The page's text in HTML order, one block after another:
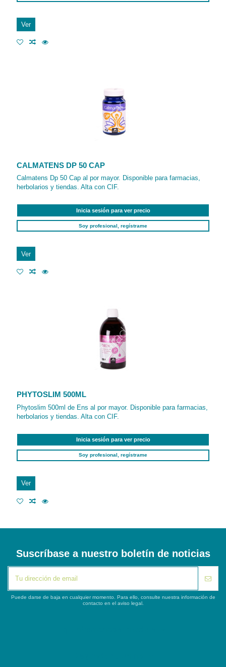
Ver
CALMATENS DP 50 CAP
Calmatens Dp 50 Cap al por mayor. Disponible para farmacias,
herbolarios y tiendas. Alta con CIF.
Inicia sesión para ver precio
Soy profesional, regístrame
Ver
PHYTOSLIM 500ML
Phytoslim 500ml de Ens al por mayor. Disponible para farmacias,
herbolarios y tiendas. Alta con CIF.
Inicia sesión para ver precio
Soy profesional, regístrame
Ver
Suscríbase a nuestro boletín de noticias
Puede darse de baja en cualquier momento. Para ello, consulte nuestra información de
contacto en el aviso legal.